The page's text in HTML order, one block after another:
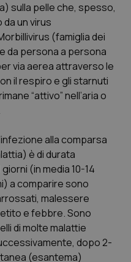
sulla pelle che, spesso,
un virus
(famiglia dei
da persona a persona
via aerea attraverso le
il respiro e gli starnuti
“attivo” nell’aria o
alla comparsa
è di durata
(in media 10-14
a comparire sono
malessere
e febbre. Sono
di molte malattie
dopo 2-
(esantema)